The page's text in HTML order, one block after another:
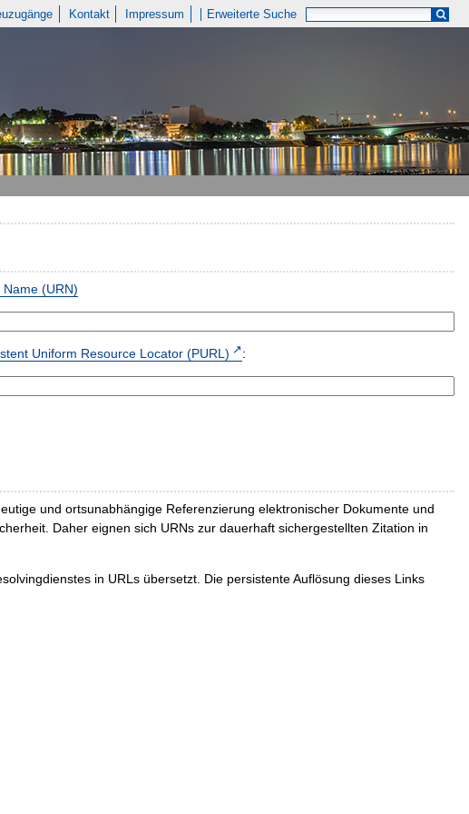
Kontakt Impressum Erweiterte Suche
(URN)
Uniform Resource Locator (PURL) :
und ortsunabhängige Referenzierung elektronischer Dokumente und
Daher eignen sich URNs zur dauerhaft sichergestellten Zitation in
in URLs übersetzt. Die persistente Auflösung dieses Links